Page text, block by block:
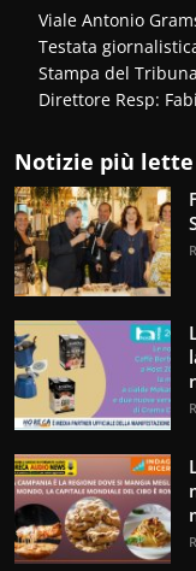
Viale Antonio
Testata
Stampa del
Direttore Resp:
Notizie più lette